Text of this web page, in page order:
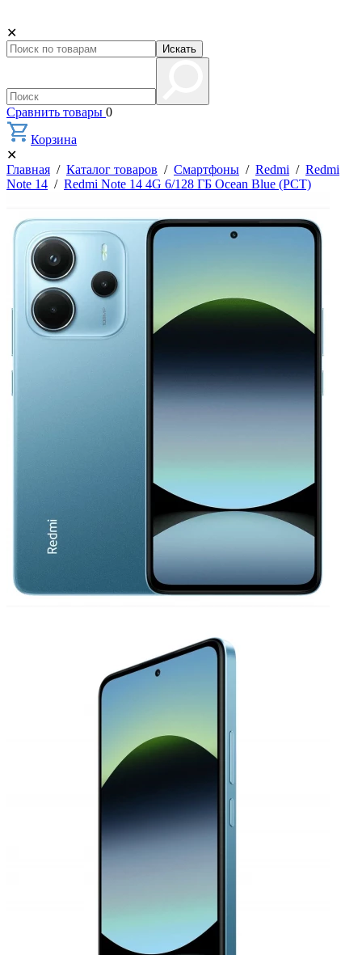
✕
Искать
Сравнить товары 0
Корзина
✕
Главная / Каталог товаров / Смартфоны / Redmi / Redmi
Note 14 / Redmi Note 14 4G 6/128 ГБ Ocean Blue (РСТ)